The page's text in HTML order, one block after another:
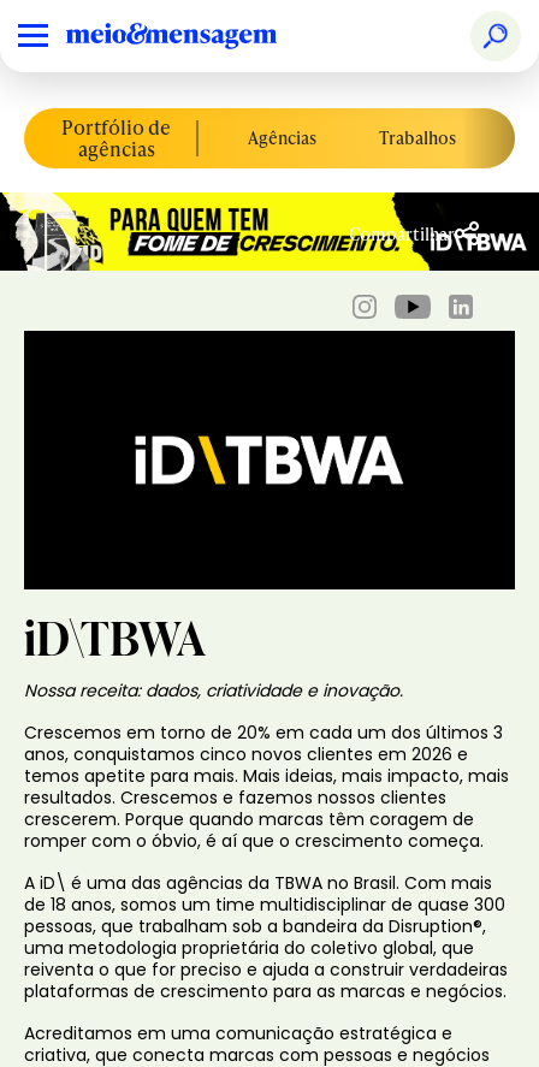
Portfólio de
agências Agências Trabalhos
Compartilhar
iD\TBWA
Nossa receita: dados, criatividade e inovação.
Crescemos em torno de 20% em cada um dos últimos 3
anos, conquistamos cinco novos clientes em 2026 e
temos apetite para mais. Mais ideias, mais impacto, mais
resultados. Crescemos e fazemos nossos clientes
crescerem. Porque quando marcas têm coragem de
romper com o óbvio, é aí que o crescimento começa.
A iD\ é uma das agências da TBWA no Brasil. Com mais
de 18 anos, somos um time multidisciplinar de quase 300
pessoas, que trabalham sob a bandeira da Disruption®,
uma metodologia proprietária do coletivo global, que
reiventa o que for preciso e ajuda a construir verdadeiras
plataformas de crescimento para as marcas e negócios.
Acreditamos em uma comunicação estratégica e
criativa, que conecta marcas com pessoas e negócios